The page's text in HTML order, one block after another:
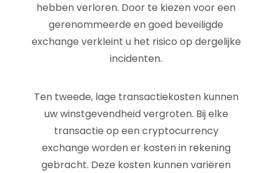
hebben verloren. Door te kiezen voor een
gerenommeerde en goed beveiligde
exchange verkleint u het risico op dergelijke
incidenten.
Ten tweede, lage transactiekosten kunnen
uw winstgevendheid vergroten. Bij elke
transactie op een cryptocurrency
exchange worden er kosten in rekening
gebracht. Deze kosten kunnen variëren